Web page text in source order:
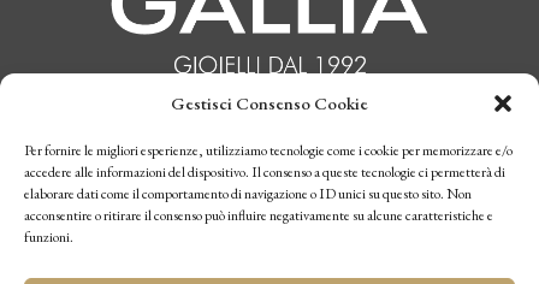
Gestisci Consenso Cookie
Per fornire le migliori esperienze, utilizziamo tecnologie come i cookie per memorizzare e/o
accedere alle informazioni del dispositivo. Il consenso a queste tecnologie ci permetterà di
elaborare dati come il comportamento di navigazione o ID unici su questo sito. Non
acconsentire o ritirare il consenso può influire negativamente su alcune caratteristiche e
funzioni.
INFORMATIVA PRIVACY
CONDIZIONI DI VENDITA